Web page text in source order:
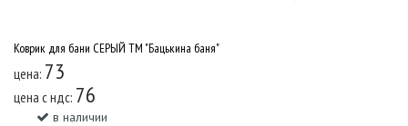
Коврик для бани СЕРЫЙ ТМ "Бацькина баня"
цена: 73
цена c ндс: 76
в наличии